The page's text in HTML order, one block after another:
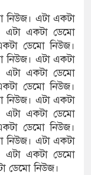
নিউজ। এটা একটা
এটা একটা ডেমো
ডেমো নিউজ।
নিউজ। এটা একটা
এটা একটা ডেমো
ডেমো নিউজ।
নিউজ। এটা একটা
এটা একটা ডেমো
ডেমো নিউজ।
নিউজ। এটা একটা
এটা একটা ডেমো
ডেমো নিউজ।